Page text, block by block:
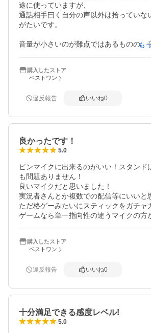
途に使っていますが、
通話相手曰く自分の声以外は拾っていな
がたいです。
音量が小さいのが難点ではあるものの、
ルダークリップでの固定もきちんとして
まだ使い始めて日は浅いものの、勝って
も
購入したストア
ベストワン
違反報告 いいね0
良かったです！
5.0
ピンマイクに出来るのがいい！スタンド
も問題ありません！
良いマイクだと思いました！
実況者さんとか複数での配信等にいいと
ただ格ゲーみたいにスティックをガチャ
ゲームなら単一指向性の違うマイクの方
購入したストア
ベストワン
違反報告 いいね0
十分満足できる感度レベル!
5.0